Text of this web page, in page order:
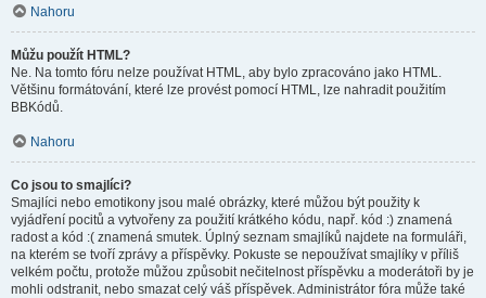
Nahoru
Můžu použít HTML?
Ne. Na tomto fóru nelze používat HTML, aby bylo zpracováno jako HTML.
Většinu formátování, které lze provést pomocí HTML, lze nahradit použitím
BBKódů.
Nahoru
Co jsou to smajlíci?
Smajlíci nebo emotikony jsou malé obrázky, které můžou být použity k
vyjádření pocitů a vytvořeny za použití krátkého kódu, např. kód :) znamená
radost a kód :( znamená smutek. Úplný seznam smajlíků najdete na formuláři,
na kterém se tvoří zprávy a příspěvky. Pokuste se nepoužívat smajlíky v příliš
velkém počtu, protože můžou způsobit nečitelnost příspěvku a moderátoři by je
mohli odstranit, nebo smazat celý váš příspěvek. Administrátor fóra může také